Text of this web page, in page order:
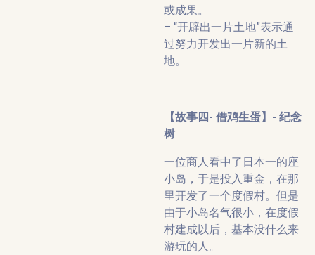
或成果。
– “开辟出一片土地”表示通
过努力开发出一片新的土
地。
【故事四- 借鸡生蛋】- 纪念
树
一位商人看中了日本一的座
小岛，于是投入重金，在那
里开发了一个度假村。但是
由于小岛名气很小，在度假
村建成以后，基本没什么来
游玩的人。